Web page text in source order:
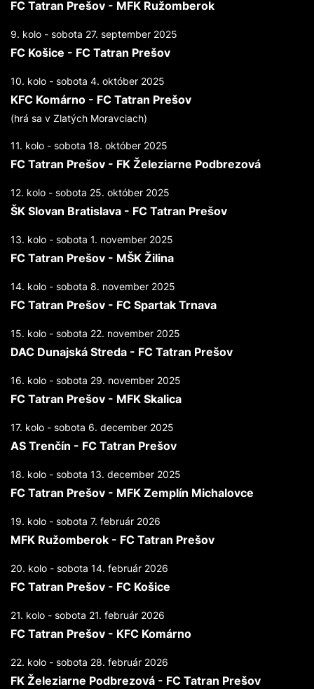
FC Tatran Prešov - MFK Ružomberok
9. kolo - sobota 27. september 2025
FC Košice - FC Tatran Prešov
10. kolo - sobota 4. október 2025
KFC Komárno - FC Tatran Prešov
(hrá sa v Zlatých Moravciach)
11. kolo - sobota 18. október 2025
FC Tatran Prešov - FK Železiarne Podbrezová
12. kolo - sobota 25. október 2025
ŠK Slovan Bratislava - FC Tatran Prešov
13. kolo - sobota 1. november 2025
FC Tatran Prešov - MŠK Žilina
14. kolo - sobota 8. november 2025
FC Tatran Prešov - FC Spartak Trnava
15. kolo - sobota 22. november 2025
DAC Dunajská Streda - FC Tatran Prešov
16. kolo - sobota 29. november 2025
FC Tatran Prešov - MFK Skalica
17. kolo - sobota 6. december 2025
AS Trenčín - FC Tatran Prešov
18. kolo - sobota 13. december 2025
FC Tatran Prešov - MFK Zemplín Michalovce
19. kolo - sobota 7. február 2026
MFK Ružomberok - FC Tatran Prešov
20. kolo - sobota 14. február 2026
FC Tatran Prešov - FC Košice
21. kolo - sobota 21. február 2026
FC Tatran Prešov - KFC Komárno
22. kolo - sobota 28. február 2026
FK Železiarne Podbrezová - FC Tatran Prešov